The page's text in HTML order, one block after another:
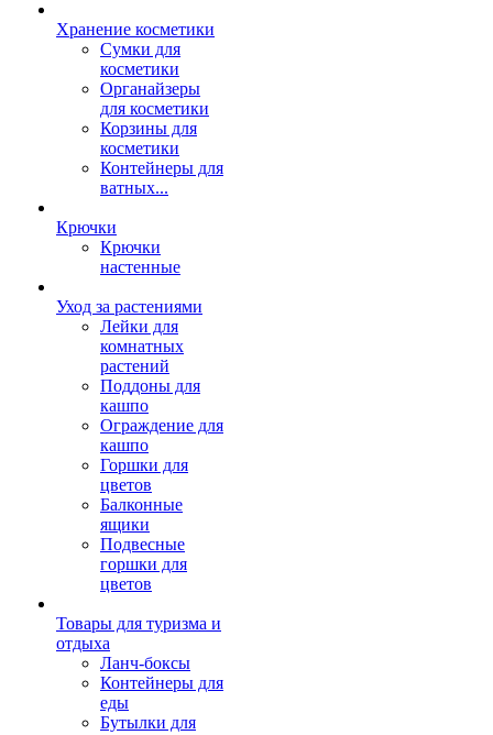
Хранение косметики
Сумки для
косметики
Органайзеры
для косметики
Корзины для
косметики
Контейнеры для
ватных...
Крючки
Крючки
настенные
Уход за растениями
Лейки для
комнатных
растений
Поддоны для
кашпо
Ограждение для
кашпо
Горшки для
цветов
Балконные
ящики
Подвесные
горшки для
цветов
Товары для туризма и
отдыха
Ланч-боксы
Контейнеры для
еды
Бутылки для